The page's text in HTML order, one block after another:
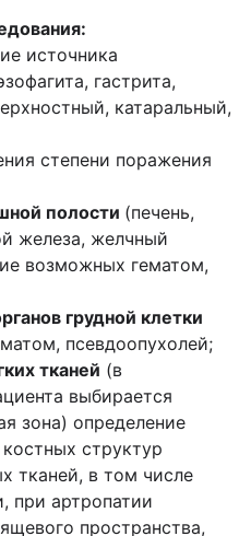
источника
гастрита,
катаральный,
степени поражения
полости (печень,
железа, желчный
возможных гематом,
грудной клетки
псевдоопухолей;
тканей (в
выбирается
зона) определение
структур
тканей, в том числе
при артропатии
пространства,